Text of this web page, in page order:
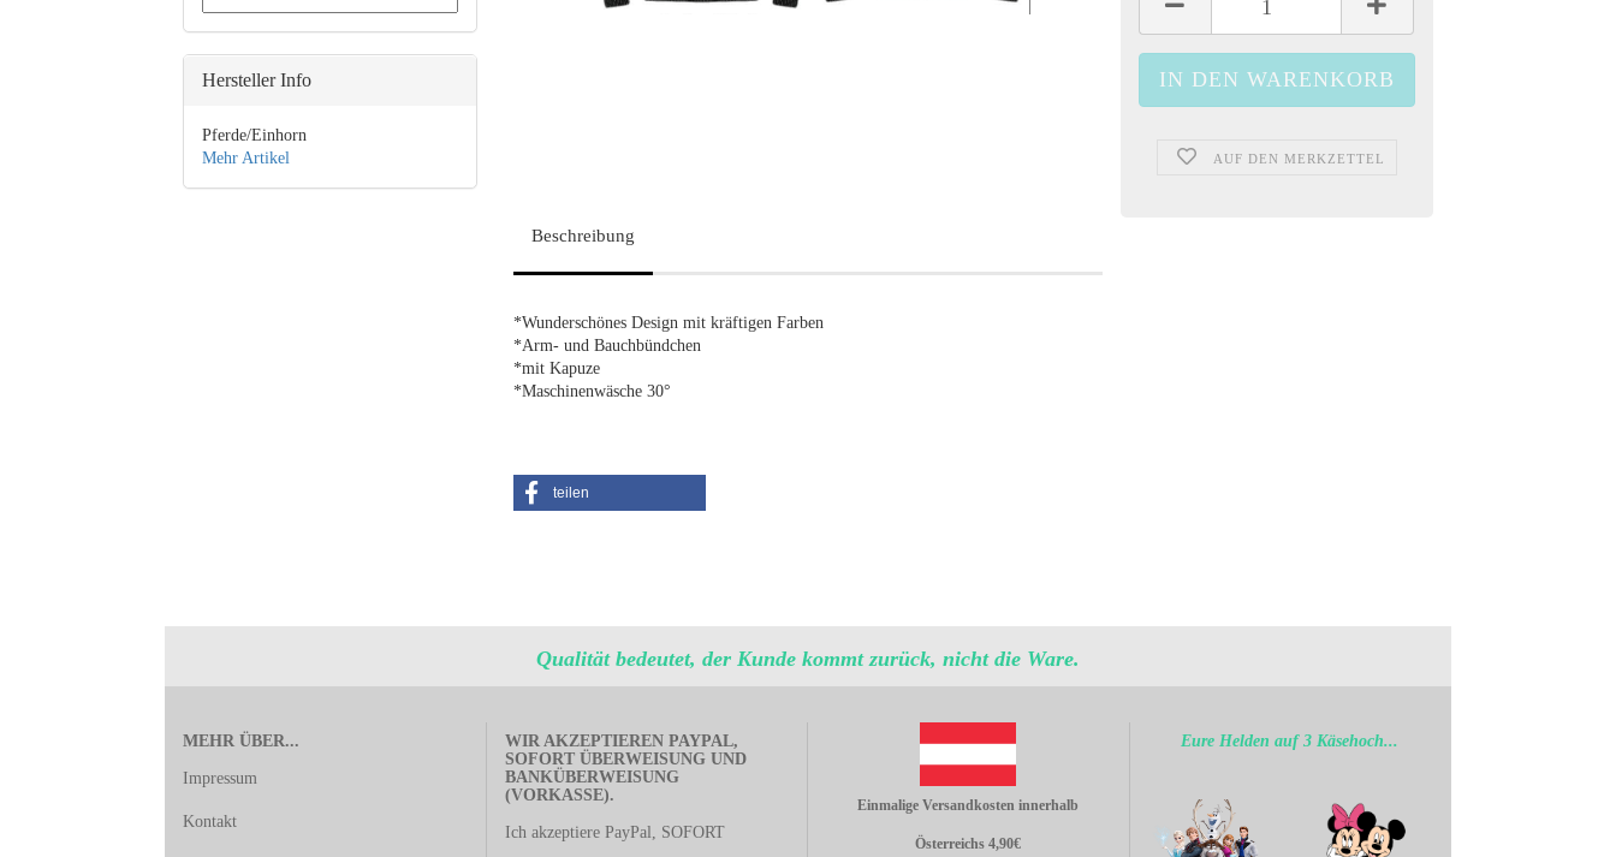
AUF DEN MERKZETTEL
Beschreibung
*Wunderschönes Design mit kräftigen Farben
*Arm- und Bauchbündchen
*mit Kapuze
*Maschinenwäsche 30°
teilen
Hersteller Info
Pferde/Einhorn
Mehr Artikel
Qualität bedeutet, der Kunde kommt zurück, nicht die Ware.
MEHR ÜBER...
Impressum
Kontakt
WIR AKZEPTIEREN PAYPAL,
SOFORT ÜBERWEISUNG UND
BANKÜBERWEISUNG
(VORKASSE).
Ich akzeptiere PayPal, SOFORT
Einmalige Versandkosten innerhalb
Österreichs 4,90€
Eure Helden auf 3 Käsehoch...